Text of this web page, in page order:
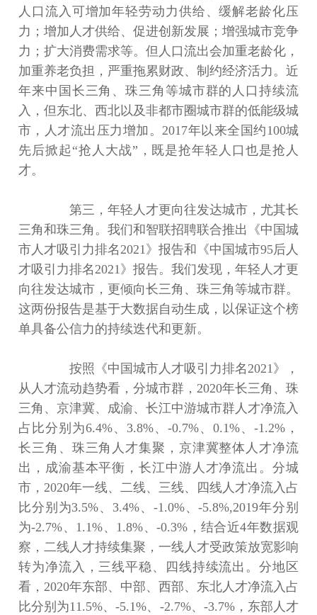
人口流入可增加年轻劳动力供给、缓解老龄化压
力；增加人才供给、促进创新发展；增强城市竞争
力；扩大消费需求等。但人口流出会加重老龄化，
加重养老负担，严重拖累财政、制约经济活力。近
年来中国长三角、珠三角等城市群的人口持续流
入，但东北、西北以及非都市圈城市群的低能级城
市，人才流出压力增加。2017年以来全国约100城
先后掀起“抢人大战”，既是抢年轻人口也是抢人
才。
第三，年轻人才更向往发达城市，尤其长
三角和珠三角。我们和智联招聘联合推出《中国城
市人才吸引力排名2021》报告和《中国城市95后人
才吸引力排名2021》报告。我们发现，年轻人才更
向往发达城市，更倾向长三角、珠三角等城市群。
这两份报告是基于大数据自动生成，以保证这个榜
单具备公信力的持续迭代和更新。
按照《中国城市人才吸引力排名2021》，
从人才流动趋势看，分城市群，2020年长三角、珠
三角、京津冀、成渝、长江中游城市群人才净流入
占比分别为6.4%、3.8%、-0.7%、0.1%、-1.2%，
长三角、珠三角人才集聚，京津冀整体人才净流
出，成渝基本平衡，长江中游人才净流出。分城
市，2020年一线、二线、三线、四线人才净流入占
比分别为3.5%、3.4%、-1.0%、-5.8%,2019年分别
为-2.7%、1.1%、1.8%、-0.3%，结合近4年数据观
察，二线人才持续集聚，一线人才受政策放宽影响
转为净流入，三线平稳、四线持续流出。分地区
看，2020年东部、中部、西部、东北人才净流入占
比分别为11.5%、-5.1%、-2.7%、-3.7%，东部人才